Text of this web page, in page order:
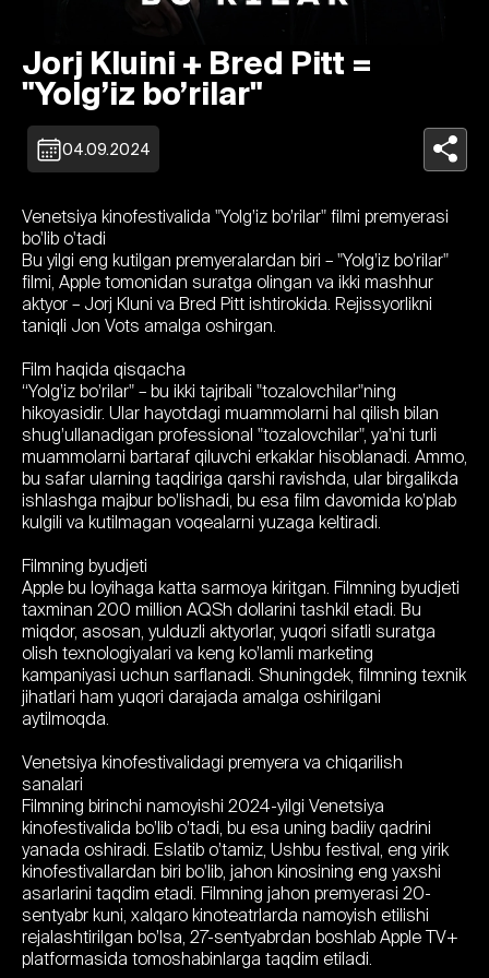
Jorj Kluini + Bred Pitt =
"Yolg’iz bo’rilar"
04.09.2024
Venetsiya kinofestivalida "Yolg’iz bo’rilar" filmi premyerasi
bo'lib o'tadi
Bu yilgi eng kutilgan premyeralardan biri – "Yolg’iz bo’rilar"
filmi, Apple tomonidan suratga olingan va ikki mashhur
aktyor – Jorj Kluni va Bred Pitt ishtirokida. Rejissyorlikni
taniqli Jon Vots amalga oshirgan.
Film haqida qisqacha
“Yolg’iz bo’rilar" – bu ikki tajribali "tozalovchilar"ning
hikoyasidir. Ular hayotdagi muammolarni hal qilish bilan
shug’ullanadigan professional "tozalovchilar", ya'ni turli
muammolarni bartaraf qiluvchi erkaklar hisoblanadi. Ammo,
bu safar ularning taqdiriga qarshi ravishda, ular birgalikda
ishlashga majbur bo’lishadi, bu esa film davomida ko’plab
kulgili va kutilmagan voqealarni yuzaga keltiradi.
Filmning byudjeti
Apple bu loyihaga katta sarmoya kiritgan. Filmning byudjeti
taxminan 200 million AQSh dollarini tashkil etadi. Bu
miqdor, asosan, yulduzli aktyorlar, yuqori sifatli suratga
olish texnologiyalari va keng ko’lamli marketing
kampaniyasi uchun sarflanadi. Shuningdek, filmning texnik
jihatlari ham yuqori darajada amalga oshirilgani
aytilmoqda.
Venetsiya kinofestivalidagi premyera va chiqarilish
sanalari
Filmning birinchi namoyishi 2024-yilgi Venetsiya
kinofestivalida bo’lib o’tadi, bu esa uning badiiy qadrini
yanada oshiradi. Eslatib o’tamiz, Ushbu festival, eng yirik
kinofestivallardan biri bo'lib, jahon kinosining eng yaxshi
asarlarini taqdim etadi. Filmning jahon premyerasi 20-
sentyabr kuni, xalqaro kinoteatrlarda namoyish etilishi
rejalashtirilgan bo’lsa, 27-sentyabrdan boshlab Apple TV+
platformasida tomoshabinlarga taqdim etiladi.